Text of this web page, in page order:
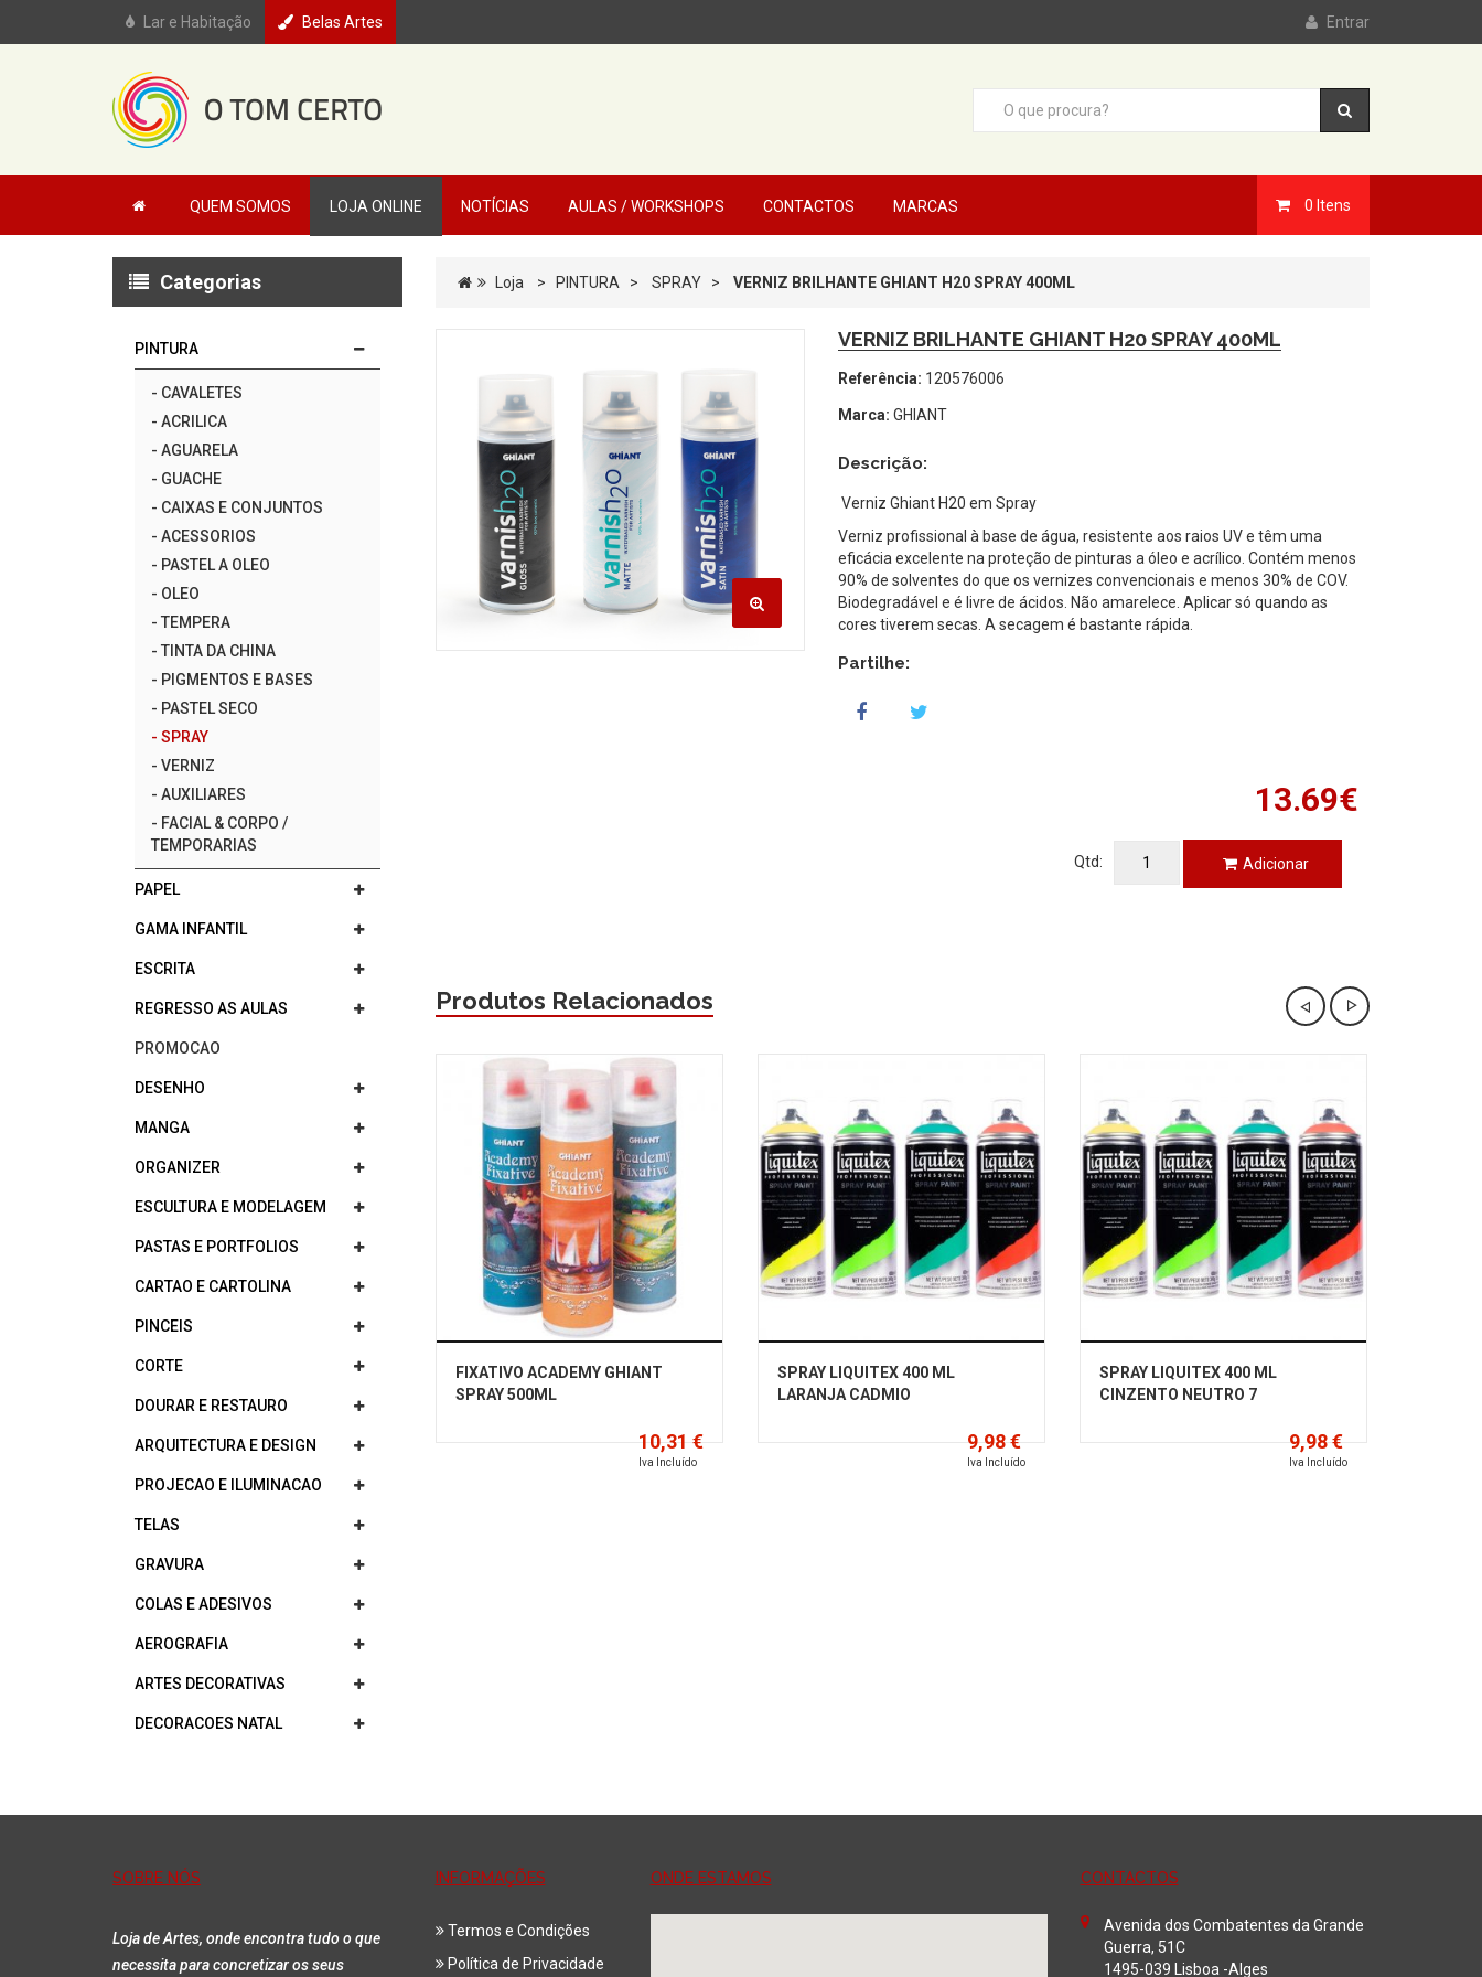
Lar e Habitação Belas Artes Entrar
QUEM SOMOS LOJA ONLINE NOTÍCIAS AULAS / WORKSHOPS CONTACTOS MARCAS 0 Itens
Categorias
PINTURA
- CAVALETES
- ACRILICA
- AGUARELA
- GUACHE
- CAIXAS E CONJUNTOS
- ACESSORIOS
- PASTEL A OLEO
- OLEO
- TEMPERA
- TINTA DA CHINA
- PIGMENTOS E BASES
- PASTEL SECO
- SPRAY
- VERNIZ
- AUXILIARES
- FACIAL & CORPO /
TEMPORARIAS
PAPEL
GAMA INFANTIL
ESCRITA
REGRESSO AS AULAS
PROMOCAO
DESENHO
MANGA
ORGANIZER
ESCULTURA E MODELAGEM
PASTAS E PORTFOLIOS
CARTAO E CARTOLINA
PINCEIS
CORTE
DOURAR E RESTAURO
ARQUITECTURA E DESIGN
PROJECAO E ILUMINACAO
TELAS
GRAVURA
COLAS E ADESIVOS
AEROGRAFIA
ARTES DECORATIVAS
DECORACOES NATAL
Loja > PINTURA > SPRAY> VERNIZ BRILHANTE GHIANT H20 SPRAY 400ML
VERNIZ BRILHANTE GHIANT H20 SPRAY 400ML
Referência: 120576006
Marca: GHIANT
Descrição:
Verniz Ghiant H20 em Spray
Verniz profissional à base de água, resistente aos raios UV e têm uma
eficácia excelente na proteção de pinturas a óleo e acrílico. Contém menos
90% de solventes do que os vernizes convencionais e menos 30% de COV.
Biodegradável e é livre de ácidos. Não amarelece. Aplicar só quando as
cores tiverem secas. A secagem é bastante rápida.
Partilhe:
13.69€
Qtd: Adicionar
Produtos Relacionados
FIXATIVO ACADEMY GHIANT
SPRAY 500ML
10,31 €
Iva Incluído
SPRAY LIQUITEX 400 ML
LARANJA CADMIO
9,98 €
Iva Incluído
SPRAY LIQUITEX 400 ML
CINZENTO NEUTRO 7
9,98 €
Iva Incluído
SOBRE NÓS
Loja de Artes, onde encontra tudo o que
necessita para concretizar os seus
INFORMAÇÕES
Termos e Condições
Política de Privacidade
ONDE ESTAMOS CONTACTOS
Avenida dos Combatentes da Grande
Guerra, 51C
1495-039 Lisboa -Alges